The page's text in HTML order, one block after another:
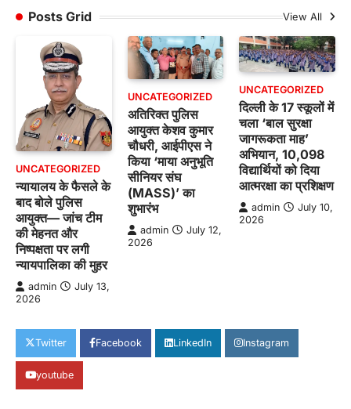
Posts Grid View All
UNCATEGORIZED
न्यायालय के फैसले के
बाद बोले पुलिस
आयुक्त— जांच टीम
की मेहनत और
निष्पक्षता पर लगी
न्यायपालिका की मुहर
admin
July 13,
2026
UNCATEGORIZED
अतिरिक्त पुलिस
आयुक्त केशव कुमार
चौधरी, आईपीएस ने
किया ‘माया अनुभूति
सीनियर संघ
(MASS)’ का
शुभारंभ
admin
July 12,
2026
UNCATEGORIZED
दिल्ली के 17 स्कूलों में
चला ‘बाल सुरक्षा
जागरूकता माह’
अभियान, 10,098
विद्यार्थियों को दिया
आत्मरक्षा का प्रशिक्षण
admin
July 10,
2026
Twitter Facebook LinkedIn Instagram
youtube